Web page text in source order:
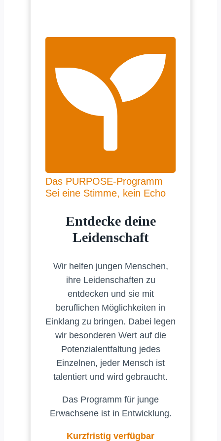
Das PURPOSE-Programm
Sei eine Stimme, kein Echo
Entdecke deine
Leidenschaft
Wir helfen jungen Menschen,
ihre Leidenschaften zu
entdecken und sie mit
beruflichen Möglichkeiten in
Einklang zu bringen. Dabei legen
wir besonderen Wert auf die
Potenzialentfaltung jedes
Einzelnen, jeder Mensch ist
talentiert und wird gebraucht.
Das Programm für junge
Erwachsene ist in Entwicklung.
Kurzfristig verfügbar